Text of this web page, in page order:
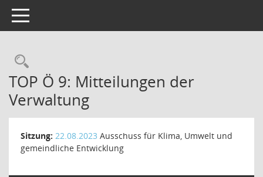
Toggle navigation
Rechercheauswahl
TOP Ö 9: Mitteilungen der
Verwaltung
Sitzung: 22.08.2023 Ausschuss für Klima, Umwelt und
gemeindliche Entwicklung